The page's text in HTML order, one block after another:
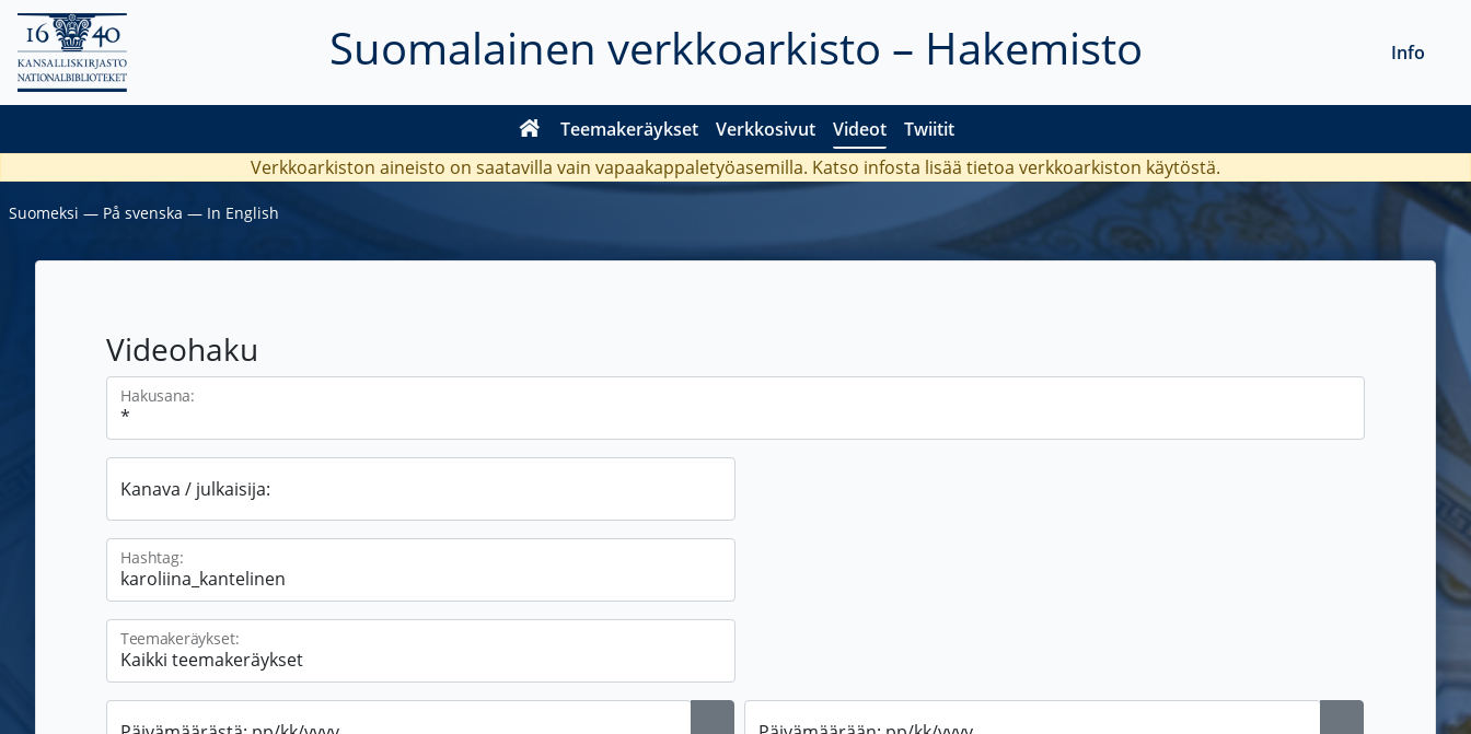
Suomalainen verkkoarkisto – Hakemisto
Teemakeräykset Verkkosivut Videot Twiitit
Info
Verkkoarkiston aineisto on saatavilla vain vapaakappaletyöasemilla. Katso infosta lisää tietoa verkkoarkiston käytöstä.
Suomeksi ― På svenska ― In English
Videohaku
Hakusana:
Kanava / julkaisija:
Hashtag:
Teemakeräykset: